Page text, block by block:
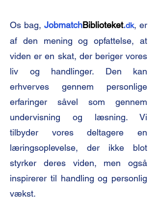
Os bag, JobmatchBiblioteket.dk, er
af den mening og opfattelse, at
viden er en skat, der beriger vores
liv og handlinger. Den kan
erhverves gennem personlige
erfaringer såvel som gennem
undervisning og læsning. Vi
tilbyder vores deltagere en
læringsoplevelse, der ikke blot
styrker deres viden, men også
inspirerer til handling og personlig
vækst.